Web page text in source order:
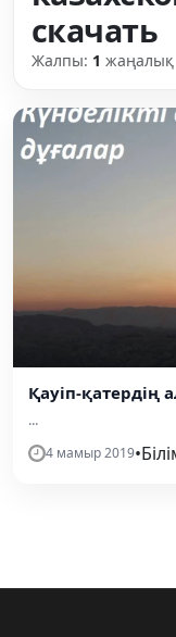
скачать
Жалпы: 1 жаңалық
Қауіп-қатердің
...
4 мамыр 2019•